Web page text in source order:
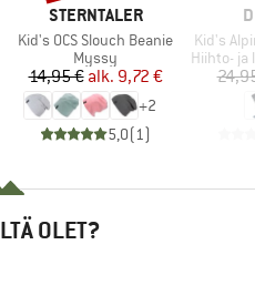
MERKKI
STERNTALER
Tuote
Kid's OCS Slouch Beanie
Tuoteryhmä
Myssy
Hinta
14,95 € Alennettu hinta
alk. 9,72 €
+2
5,0(1 )
Tuote
Kid's
Hiihto-
OLET?